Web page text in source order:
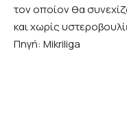
τον οποίον θα
και χωρίς
Πηγή: Mikriliga